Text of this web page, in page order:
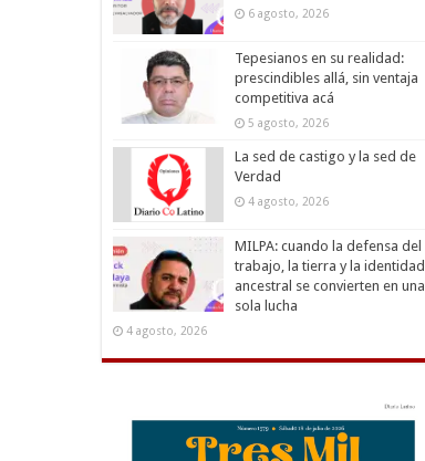
6 agosto, 2026
Tepesianos en su realidad:
prescindibles allá, sin ventaja
competitiva acá
5 agosto, 2026
La sed de castigo y la sed de
Verdad
4 agosto, 2026
MILPA: cuando la defensa del
trabajo, la tierra y la identidad
ancestral se convierten en una
sola lucha
4 agosto, 2026